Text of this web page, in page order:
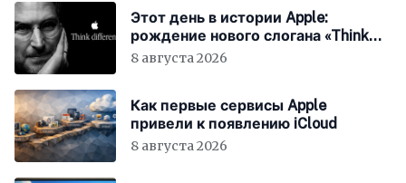
Этот день в истории Apple:
рождение нового слогана «Think
Different»
8 августа 2026
Как первые сервисы Apple
привели к появлению iCloud
8 августа 2026